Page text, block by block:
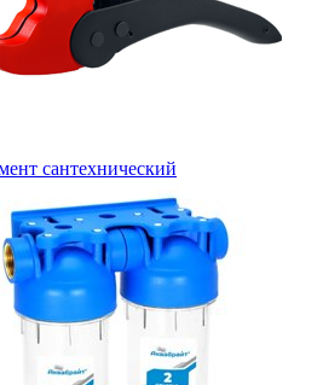
сантехнический